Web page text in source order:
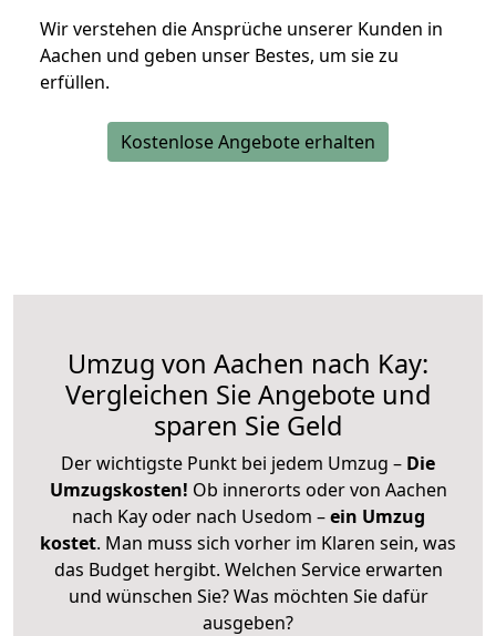
Wir verstehen die Ansprüche unserer Kunden in
Aachen und geben unser Bestes, um sie zu
erfüllen.
Kostenlose Angebote erhalten
Umzug von Aachen nach Kay:
Vergleichen Sie Angebote und
sparen Sie Geld
Der wichtigste Punkt bei jedem Umzug – Die
Umzugskosten! Ob innerorts oder von Aachen
nach Kay oder nach Usedom –ein Umzug
kostet. Man muss sich vorher im Klaren sein, was
das Budget hergibt. Welchen Service erwarten
und wünschen Sie? Was möchten Sie dafür
ausgeben?